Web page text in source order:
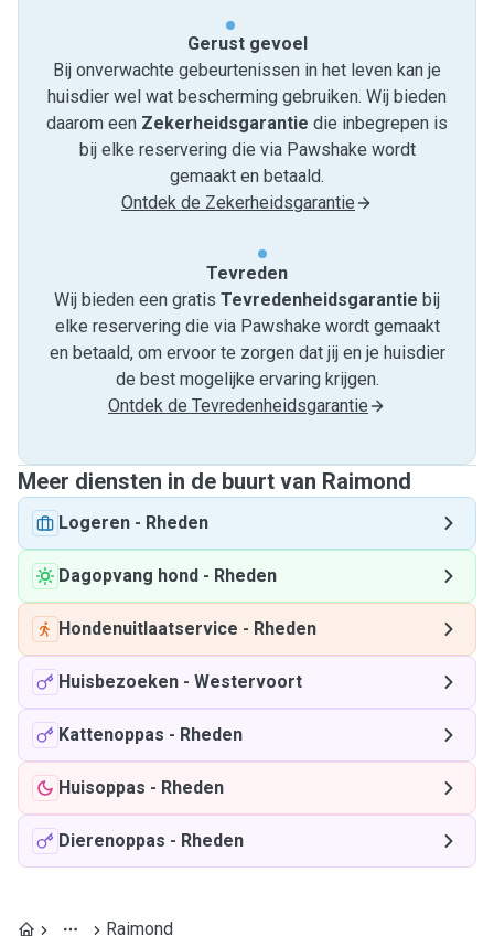
Gerust gevoel
Bij onverwachte gebeurtenissen in het leven kan je
huisdier wel wat bescherming gebruiken. Wij bieden
daarom een Zekerheidsgarantie die inbegrepen is
bij elke reservering die via Pawshake wordt
gemaakt en betaald.
Ontdek de Zekerheidsgarantie
Tevreden
Wij bieden een gratis Tevredenheids­garantie bij
elke reservering die via Pawshake wordt gemaakt
en betaald, om ervoor te zorgen dat jij en je huisdier
de best mogelijke ervaring krijgen.
Ontdek de Tevredenheidsgarantie
Meer diensten in de buurt van Raimond
Logeren - Rheden
Dagopvang hond - Rheden
Hondenuitlaatservice - Rheden
Huisbezoeken - Westervoort
Kattenoppas - Rheden
Huisoppas - Rheden
Dierenoppas - Rheden
Raimond